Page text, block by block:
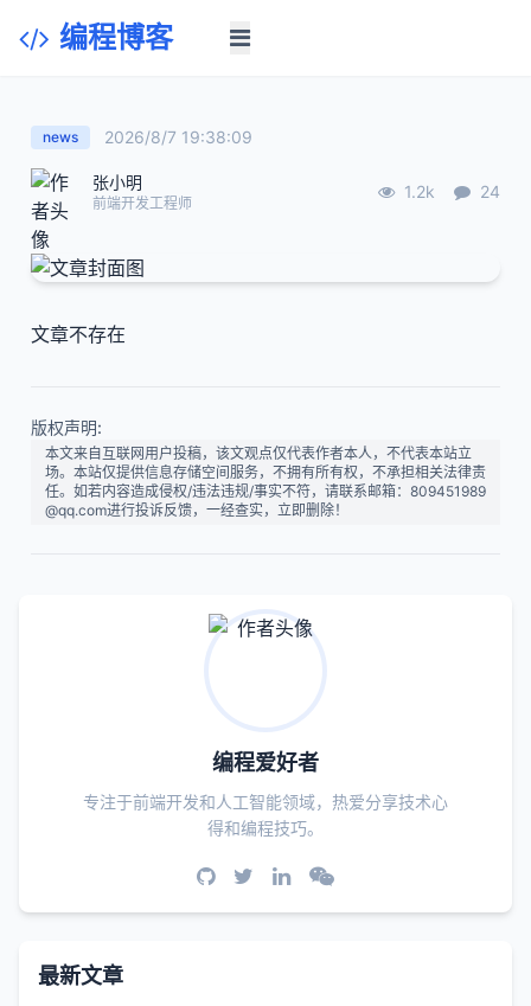
编程博客
news 2026/8/7 19:38:09
张小明
前端开发工程师
1.2k 24
文章不存在
版权声明:
本文来自互联网用户投稿，该文观点仅代表作者本人，不代表本站立
场。本站仅提供信息存储空间服务，不拥有所有权，不承担相关法律责
任。如若内容造成侵权/违法违规/事实不符，请联系邮箱：809451989
@qq.com进行投诉反馈，一经查实，立即删除！
编程爱好者
专注于前端开发和人工智能领域，热爱分享技术心
得和编程技巧。
最新文章